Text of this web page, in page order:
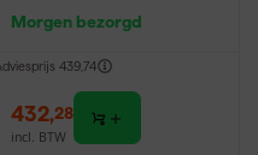
body in systainer -
Morgen bezorgd
439,74
432,28
incl. BTW